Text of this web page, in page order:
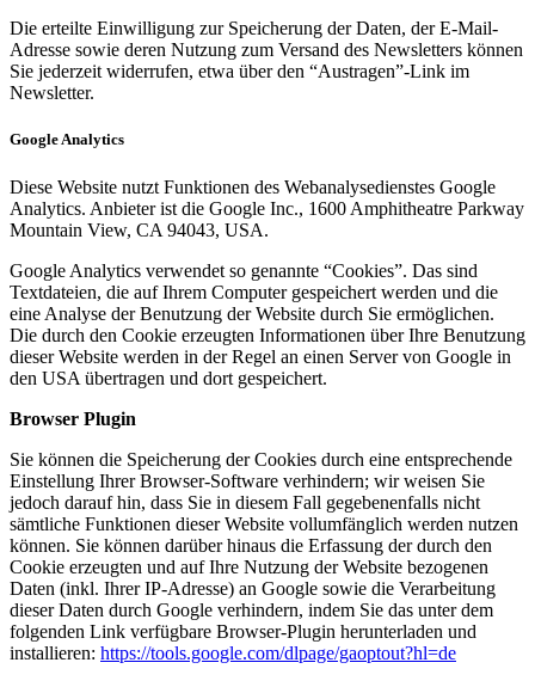
Die erteilte Einwilligung zur Speicherung der Daten, der E-Mail-
Adresse sowie deren Nutzung zum Versand des Newsletters können
Sie jederzeit widerrufen, etwa über den “Austragen”-Link im
Newsletter.
Google Analytics
Diese Website nutzt Funktionen des Webanalysedienstes Google
Analytics. Anbieter ist die Google Inc., 1600 Amphitheatre Parkway
Mountain View, CA 94043, USA.
Google Analytics verwendet so genannte “Cookies”. Das sind
Textdateien, die auf Ihrem Computer gespeichert werden und die
eine Analyse der Benutzung der Website durch Sie ermöglichen.
Die durch den Cookie erzeugten Informationen über Ihre Benutzung
dieser Website werden in der Regel an einen Server von Google in
den USA übertragen und dort gespeichert.
Browser Plugin
Sie können die Speicherung der Cookies durch eine entsprechende
Einstellung Ihrer Browser-Software verhindern; wir weisen Sie
jedoch darauf hin, dass Sie in diesem Fall gegebenenfalls nicht
sämtliche Funktionen dieser Website vollumfänglich werden nutzen
können. Sie können darüber hinaus die Erfassung der durch den
Cookie erzeugten und auf Ihre Nutzung der Website bezogenen
Daten (inkl. Ihrer IP-Adresse) an Google sowie die Verarbeitung
dieser Daten durch Google verhindern, indem Sie das unter dem
folgenden Link verfügbare Browser-Plugin herunterladen und
installieren: https://tools.google.com/dlpage/gaoptout?hl=de